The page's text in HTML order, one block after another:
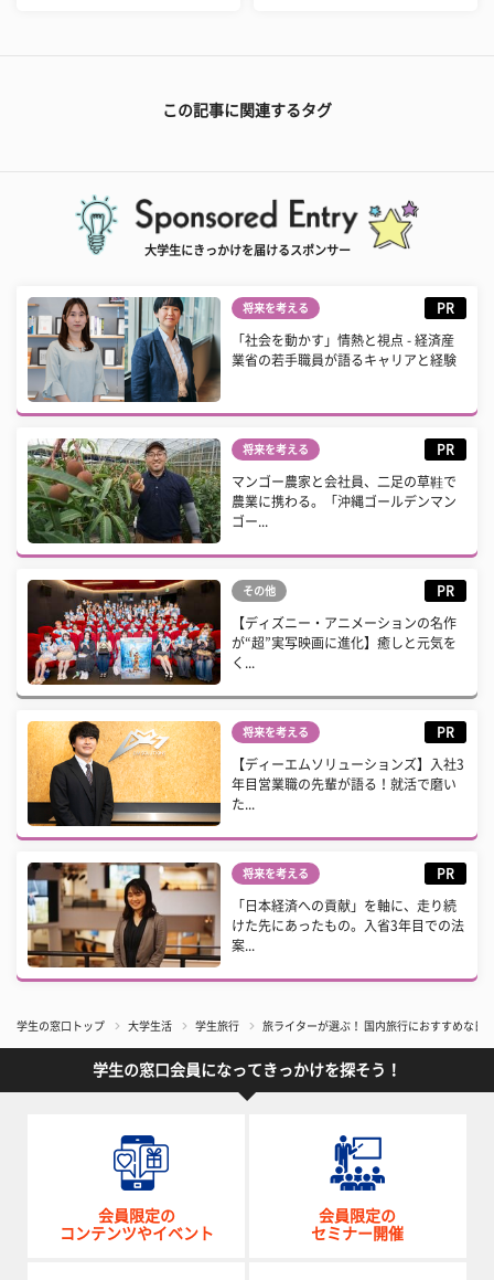
この記事に関連するタグ
大学生にきっかけを届けるスポンサー
将来を考える PR
「社会を動かす」情熱と視点 - 経済産
業省の若手職員が語るキャリアと経験
将来を考える PR
マンゴー農家と会社員、二足の草鞋で
農業に携わる。「沖縄ゴールデンマン
ゴー...
その他 PR
【ディズニー・アニメーションの名作
が“超”実写映画に進化】癒しと元気を
く...
将来を考える PR
【ディーエムソリューションズ】入社3
年目営業職の先輩が語る！就活で磨い
た...
将来を考える PR
「日本経済への貢献」を軸に、走り続
けた先にあったもの。入省3年目での法
案...
学生の窓口トップ 大学生活 学生旅行 旅ライターが選ぶ！ 国内旅行におすすめな日
学生の窓口会員になってきっかけを探そう！
会員限定の
コンテンツやイベント
会員限定の
セミナー開催